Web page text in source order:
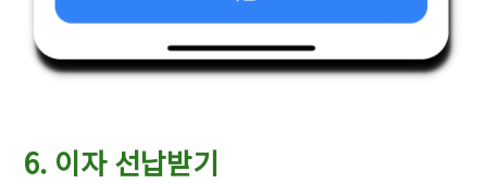
6. 이자 선납받기